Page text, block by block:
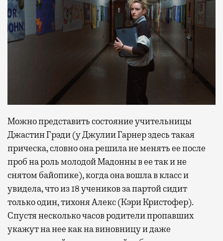
Можно представить состояние учительницы
Джастин Грэди (у Джулии Гарнер здесь такая
прическа, словно она решила не менять ее после
проб на роль молодой Мадонны в ее так и не
снятом байопике), когда она вошла в класс и
увидела, что из 18 учеников за партой сидит
только один, тихоня Алекс (Кэри Кристофер).
Спустя несколько часов родители пропавших
укажут на нее как на виновницу и даже